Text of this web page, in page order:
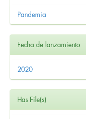
Pandemia
Fecha de lanzamiento
2020
Has File(s)